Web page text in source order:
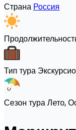
Страна Россия
Тип тура
Сезон тураЛето,